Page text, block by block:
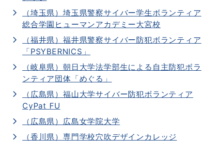
（埼玉県）埼玉県警察サイバー学生ボランティア
総合学園ヒューマンアカデミー大宮校
（福井県）福井県警察サイバー防犯ボランティア
「PSYBERNICS」
（岐阜県）朝日大学法学部生による自主防犯ボラ
ンティア団体「めぐる」
（広島県）福山大学サイバー防犯ボランティア
CyPat FU
（広島県）広島女学院大学
（香川県）専門学校穴吹デザインカレッジ